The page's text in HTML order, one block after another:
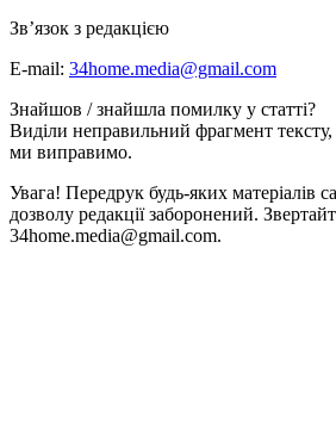
Зв’язок з редакцією
E-mail: 34home.media@gmail.com
Знайшов / знайшла помилку у статті?
Виділи неправильний фрагмент
ми виправимо.
Увага! Передрук будь-яких матеріалів
дозволу редакції заборонений.
34home.media@gmail.com.